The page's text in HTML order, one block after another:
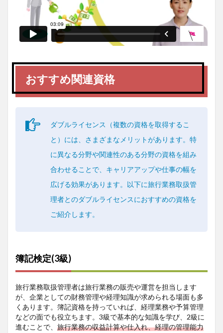
おすすめ関連資格
ダブルライセンス（複数の資格を取得するこ
と）には、さまざまなメリットがあります。特
に異なる分野や関連性のある分野の資格を組み
合わせることで、キャリアアップや仕事の幅を
広げる効果があります。以下に旅行業務取扱管
理者とのダブルライセンスにおすすめの資格を
ご紹介します。
簿記検定(3級)
旅行業務取扱管理者は旅行業務の販売や運営を担当します
が、企業としての財務管理や経理知識が求められる場面も多
くあります。簿記資格を持っていれば、経理業務や予算管理
などの面でも役立ちます。3級で基本的な知識を学び、2級に
進むことで、 旅行業務の収益計算や仕入れ、経理の管理能力